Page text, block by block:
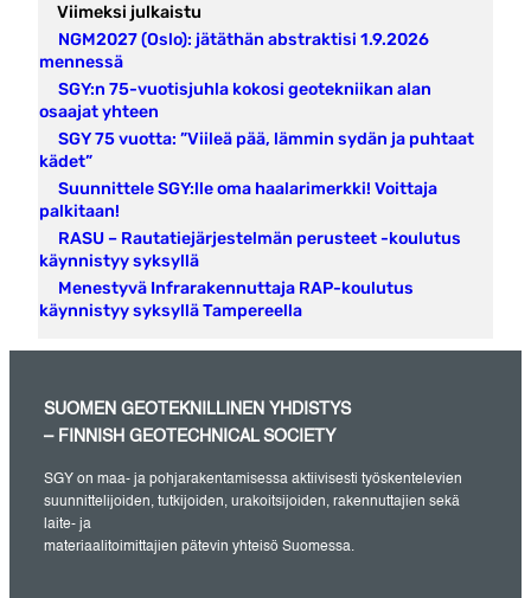
Viimeksi julkaistu
NGM2027 (Oslo): jätäthän abstraktisi 1.9.2026
mennessä
SGY:n 75-vuotisjuhla kokosi geotekniikan alan
osaajat yhteen
SGY 75 vuotta: ”Viileä pää, lämmin sydän ja puhtaat
kädet”
Suunnittele SGY:lle oma haalarimerkki! Voittaja
palkitaan!
RASU – Rautatiejärjestelmän perusteet -koulutus
käynnistyy syksyllä
Menestyvä Infrarakennuttaja RAP-koulutus
käynnistyy syksyllä Tampereella
SUOMEN GEOTEKNILLINEN YHDISTYS
– FINNISH GEOTECHNICAL SOCIETY
SGY on maa- ja pohjarakentamisessa aktiivisesti työskentelevien
suunnittelijoiden, tutkijoiden, urakoitsijoiden, rakennuttajien sekä
laite- ja
materiaalitoimittajien pätevin yhteisö Suomessa.